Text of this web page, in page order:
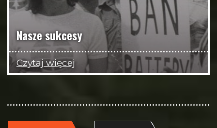
Nasze sukcesy
Czytaj więcej